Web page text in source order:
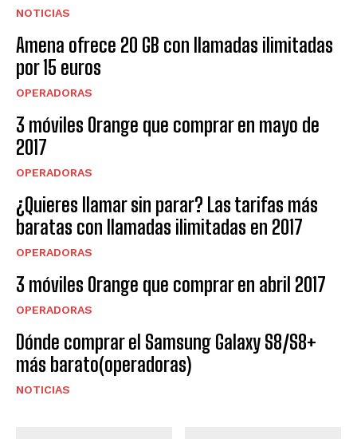
NOTICIAS
Amena ofrece 20 GB con llamadas ilimitadas
por 15 euros
OPERADORAS
3 móviles Orange que comprar en mayo de
2017
OPERADORAS
¿Quieres llamar sin parar? Las tarifas más
baratas con llamadas ilimitadas en 2017
OPERADORAS
3 móviles Orange que comprar en abril 2017
OPERADORAS
Dónde comprar el Samsung Galaxy S8/S8+
más barato(operadoras)
NOTICIAS